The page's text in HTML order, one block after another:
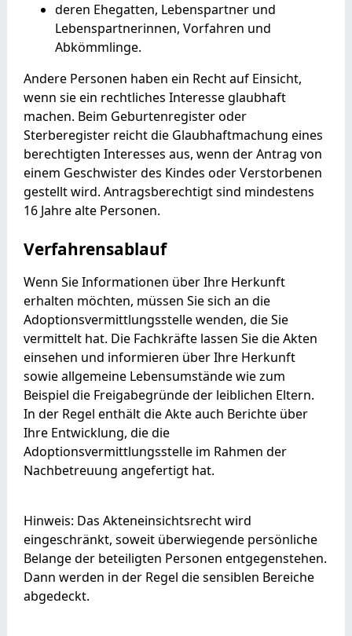
deren Ehegatten, Lebenspartner und
Lebenspartnerinnen, Vorfahren und
Abkömmlinge.
Andere Personen haben ein Recht auf Einsicht,
wenn sie ein rechtliches Interesse glaubhaft
machen. Beim Geburtenregister oder
Sterberegister reicht die Glaubhaftmachung eines
berechtigten Interesses aus, wenn der Antrag von
einem Geschwister des Kindes oder Verstorbenen
gestellt wird. Antragsberechtigt sind mindestens
16 Jahre alte Personen.
Verfahrensablauf
Wenn Sie Informationen über Ihre Herkunft
erhalten möchten, müssen Sie sich an die
Adoptionsvermittlungsstelle wenden, die Sie
vermittelt hat. Die Fachkräfte lassen Sie die Akten
einsehen und informieren über Ihre Herkunft
sowie allgemeine Lebensumstände wie zum
Beispiel die Freigabegründe der leiblichen Eltern.
In der Regel enthält die Akte auch Berichte über
Ihre Entwicklung, die die
Adoptionsvermittlungsstelle im Rahmen der
Nachbetreuung angefertigt hat.
Hinweis: Das Akteneinsichtsrecht wird
eingeschränkt, soweit überwiegende persönliche
Belange der beteiligten Personen entgegenstehen.
Dann werden in der Regel die sensiblen Bereiche
abgedeckt.